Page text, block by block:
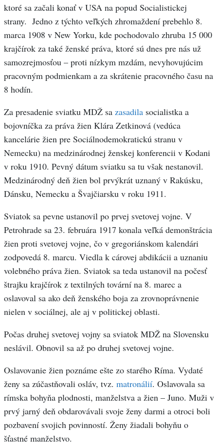
ktoré sa začali konať v USA na popud Socialistickej
strany. Jedno z týchto veľkých zhromaždení prebehlo 8.
marca 1908 v New Yorku, kde pochodovalo zhruba 15 000
krajčírok za také ženské práva, ktoré sú dnes pre nás už
samozrejmosťou – proti nízkym mzdám, nevyhovujúcim
pracovným podmienkam a za skrátenie pracovného času na
8 hodín.
Za presadenie sviatku MDŽ sa zasadila socialistka a
bojovníčka za práva žien Klára Zetkinová (vedúca
kancelárie žien pre Sociálnodemokratickú stranu v
Nemecku) na medzinárodnej ženskej konferencii v Kodani
v roku 1910. Pevný dátum sviatku sa tu však nestanovil.
Medzinárodný deň žien bol prvýkrát uznaný v Rakúsku,
Dánsku, Nemecku a Švajčiarsku v roku 1911.
Sviatok sa pevne ustanovil po prvej svetovej vojne. V
Petrohrade sa 23. februára 1917 konala veľká demonštrácia
žien proti svetovej vojne, čo v gregoriánskom kalendári
zodpovedá 8. marcu. Viedla k cárovej abdikácii a uznaniu
volebného práva žien. Sviatok sa teda ustanovil na počesť
štrajku krajčírok z textilných tovární na 8. marec a
oslavoval sa ako deň ženského boja za zrovnoprávnenie
nielen v sociálnej, ale aj v politickej oblasti.
Počas druhej svetovej vojny sa sviatok MDŽ na Slovensku
neslávil. Obnovil sa až po druhej svetovej vojne.
Oslavovanie žien poznáme ešte zo starého Ríma. Vydaté
ženy sa zúčastňovali osláv, tvz. matronálií. Oslavovala sa
rímska bohyňa plodnosti, manželstva a žien – Juno. Muži v
prvý jarný deň obdarovávali svoje ženy darmi a otroci boli
pozbavení svojich povinností. Ženy žiadali bohyňu o
šťastné manželstvo.